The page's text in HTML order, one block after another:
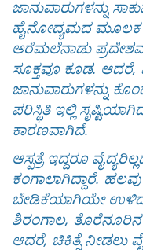
ಜಾನುವಾರುಗಳನ್ನು
ಹೈನೋದ್ಯಮದ ಮೂಲಕ
ಅರೆಮಲೆನಾಡು
ಸೂಕ್ತವೂ ಕೂಡ.
ಜಾನುವಾರುಗಳನ್ನು
ಪರಿಸ್ಥಿತಿ ಇಲ್ಲಿ
ಕಾರಣವಾಗಿದೆ.
ಆಸ್ಪತ್ರೆ ಇದ್ದರೂ
ಕಂಗಾಲಾಗಿದ್ದಾರೆ.
ಬೇಡಿಕೆಯಾಗಿಯೇ
ಶಿರಂಗಾಲ,
ಆದರೆ, ಚಿಕಿತ್ಸೆ ನೀಡಲು